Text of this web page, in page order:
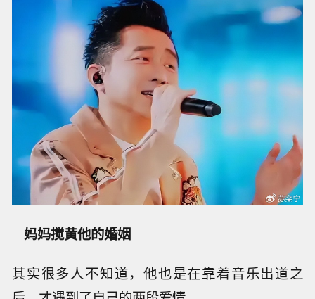
妈妈搅黄他的婚姻
其实很多人不知道，他也是在靠着音乐出道之